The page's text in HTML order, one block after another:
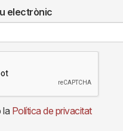
electrònic
la Política de privacitat